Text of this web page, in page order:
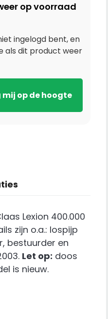
op voorraad
ingelogd bent, en
als dit product weer
Lexion 400.000
zijn o.a.: lospijp
bestuurder en
Let op: doos
is nieuw.